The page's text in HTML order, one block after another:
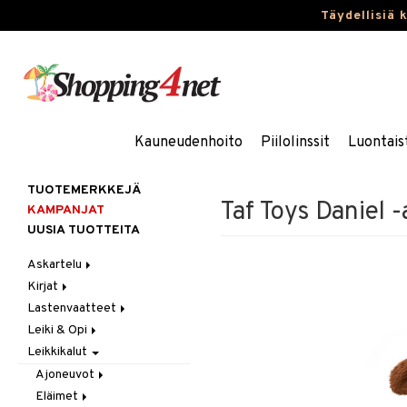
Täydellisiä
Kauneudenhoito Piilolinssit
Taf Toys Daniel
TUOTEMERKKEJÄ
KAMPANJAT
UUSIA TUOTTEITA
Askartelu
Askartelumateriaalit
Askartelusetti
Helmet
Koulutarvikkeet
Muovailuvaha
Piirrä ja maalaa
Kirjat
Askartelukirjat
Maalauskirjat
Päiväkirjat
Lastenvaatteet
Alaosat
Leggingsit
Alusvaatteet & Sukat
Kengät
Mekot
Leiki & Opi
Opetuslelut
Oppimispelit
Soittimet
Leikkikalut
Ajoneuvot
Autoradat
Eläimet